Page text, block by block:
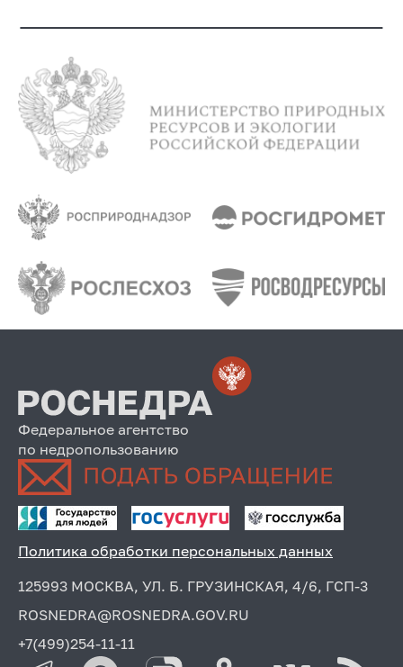
Федеральное агентство
по недропользованию
Политика обработки персональных данных
125993 МОСКВА, УЛ. Б. ГРУЗИНСКАЯ, 4/6, ГСП-3
ROSNEDRA@ROSNEDRA.GOV.RU
+7(499)254-11-11